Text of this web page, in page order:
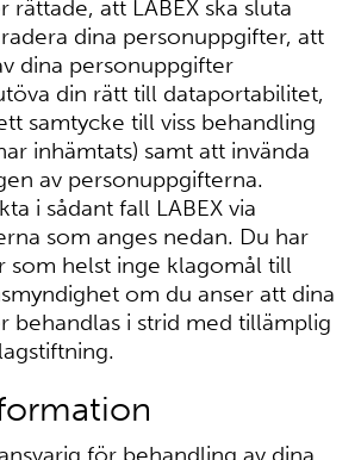
rättade, att LABEX ska sluta
dina personuppgifter, att
dina personuppgifter
din rätt till dataportabilitet,
samtycke till viss behandling
inhämtats) samt att invända
av personuppgifterna.
i sådant fall LABEX via
som anges nedan. Du har
som helst inge klagomål till
om du anser att dina
behandlas i strid med tillämplig